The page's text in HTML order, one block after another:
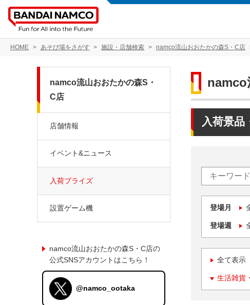
HOME あそび場をさがす 施設・店舗検索 namco流山おおたかの森S・C店
namco
入荷景品
登場月
登場週
全て表示
生活雑貨
namco流山おおたかの森S・
C店
店舗情報
イベント&ニュース
入荷プライズ
設置ゲーム機
namco流山おおたかの森S・C店の
公式SNSアカウントはこちら！
@namco_ootaka